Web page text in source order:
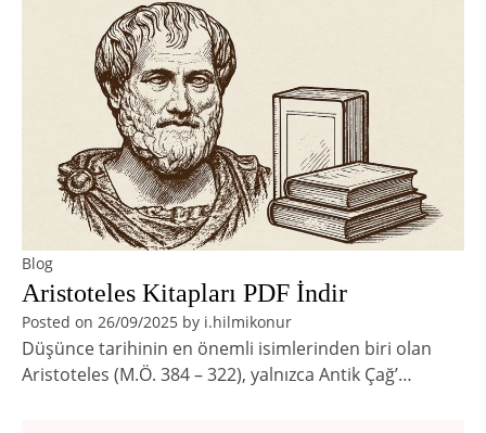
Blog
Aristoteles Kitapları PDF İndir
Posted on 26/09/2025 by i.hilmikonur
Düşünce tarihinin en önemli isimlerinden biri olan
Aristoteles (M.Ö. 384 – 322), yalnızca Antik Çağ’…